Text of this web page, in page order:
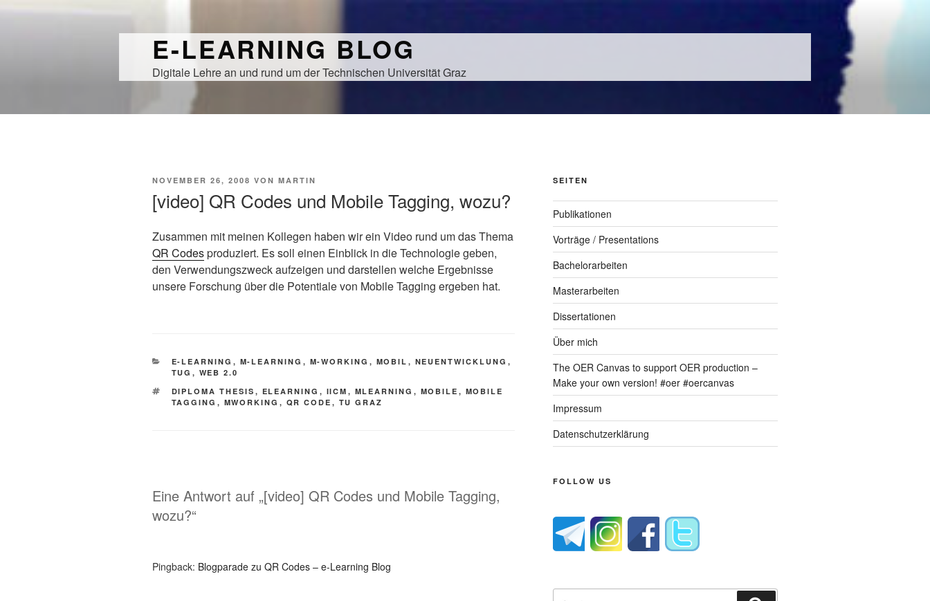
E-LEARNING BLOG
Digitale Lehre an und rund um der Technischen Universität Graz
VERÖFFENTLICHT
NOVEMBER 26, 2008 VON MARTIN
[video] QR Codes und Mobile Tagging, wozu?
Zusammen mit meinen Kollegen haben wir ein Video rund um das Thema
QR Codesproduziert. Es soll einen Einblick in die Technologie geben,
den Verwendungszweck aufzeigen und darstellen welche Ergebnisse
unsere Forschung über die Potentiale von Mobile Tagging ergeben hat.
KATEGORIEN
E-LEARNING , M-LEARNING , M-WORKING , MOBIL , NEUENTWICKLUNG ,
TUG , WEB 2.0
SCHLAGWÖRTER
DIPLOMA THESIS , ELEARNING , IICM , MLEARNING , MOBILE , MOBILE
TAGGING , MWORKING , QR CODE , TU GRAZ
Eine Antwort auf „[video] QR Codes und Mobile Tagging,
wozu?“
Pingback: Blogparade zu QR Codes – e-Learning Blog
SEITEN
Publikationen
Vorträge / Presentations
Bachelorarbeiten
Masterarbeiten
Dissertationen
Über mich
The OER Canvas to support OER production –
Make your own version! #oer #oercanvas
Impressum
Datenschutzerklärung
FOLLOW US